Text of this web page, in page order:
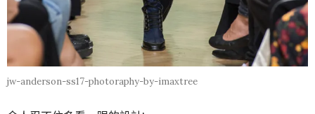
jw-anderson-ss17-photoraphy-by-imaxtree